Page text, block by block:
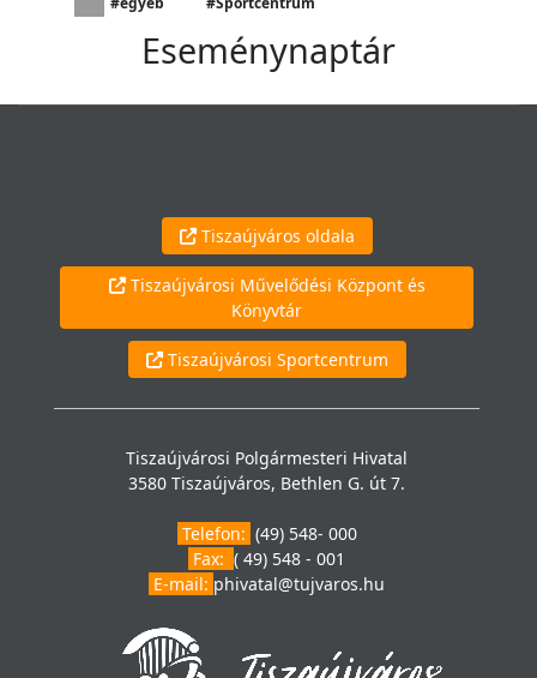
Eseménynaptár
Tiszaújváros oldala
Tiszaújvárosi Művelődési Központ és
Könyvtár
Tiszaújvárosi Sportcentrum
Tiszaújvárosi Polgármesteri Hivatal
3580 Tiszaújváros, Bethlen G. út 7.
Telefon: (49) 548- 000
Fax: ( 49) 548 - 001
E-mail: phivatal@tujvaros.hu